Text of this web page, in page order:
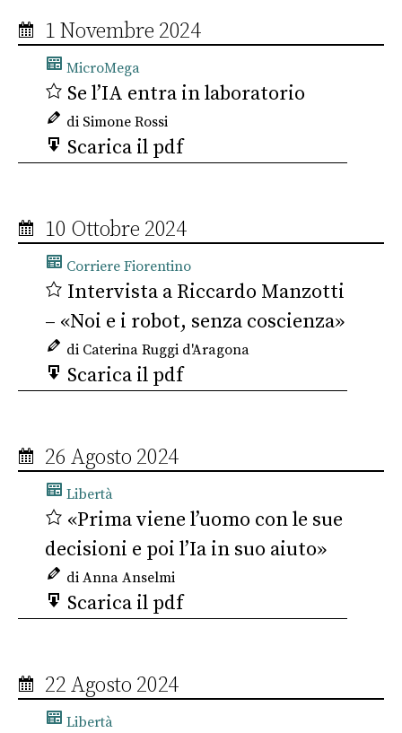
1 Novembre 2024
MicroMega
Se l’IA entra in laboratorio
di Simone Rossi
Scarica il pdf
10 Ottobre 2024
Corriere Fiorentino
Intervista a Riccardo Manzotti
– «Noi e i robot, senza coscienza»
di Caterina Ruggi d'Aragona
Scarica il pdf
26 Agosto 2024
Libertà
«Prima viene l’uomo con le sue
decisioni e poi l’Ia in suo aiuto»
di Anna Anselmi
Scarica il pdf
22 Agosto 2024
Libertà